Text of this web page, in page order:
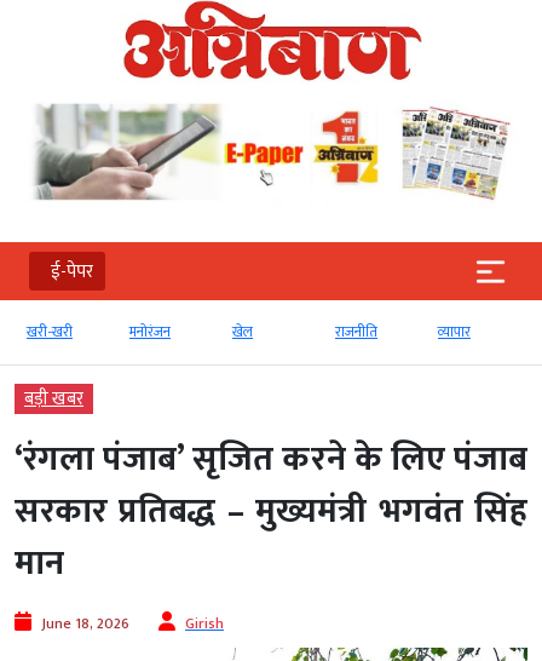
ई-पेपर
मनोरंजन खेल राजनीति व्‍यापार टेक्‍नोलॉजी
बड़ी खबर
‘रंगला पंजाब’ सृजित करने के लिए पंजाब
सरकार प्रतिबद्ध – मुख्यमंत्री भगवंत सिंह
मान
June 18, 2026 Girish